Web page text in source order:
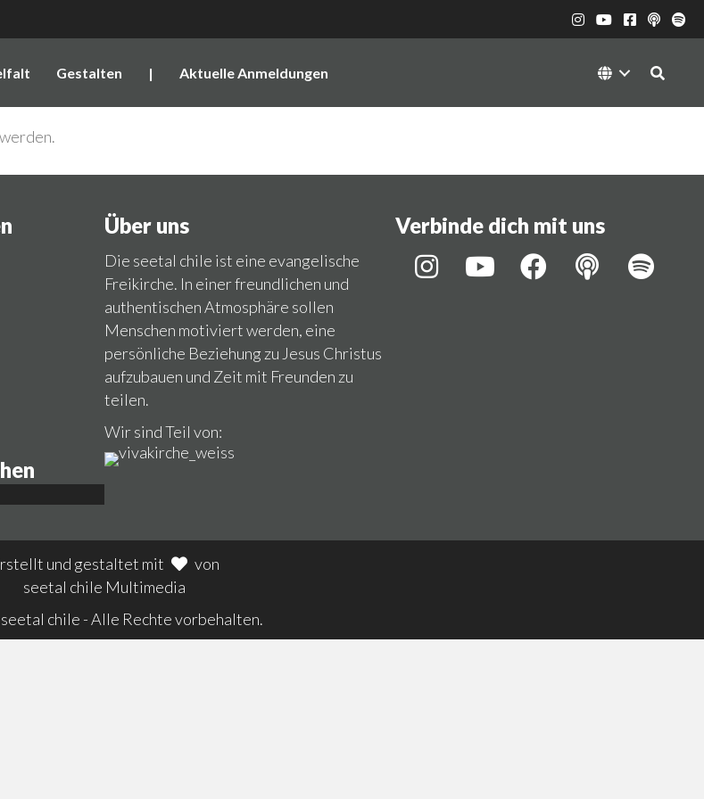
Gestalten | Aktuelle Anmeldungen
Über uns
Die seetal chile ist eine evangelische
Freikirche. In einer freundlichen und
authentischen Atmosphäre sollen
Menschen motiviert werden, eine
persönliche Beziehung zu Jesus Christus
aufzubauen und Zeit mit Freunden zu
teilen.
Wir sind Teil von:
Verbinde dich mit uns
und gestaltet mit
von
seetal chile Multimedia
chile - Alle Rechte vorbehalten.